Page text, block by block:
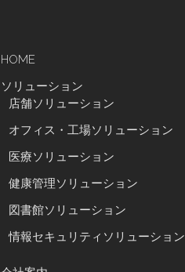
HOME
ソリューション
店舗ソリューション
オフィス・工場ソリューション
医療ソリューション
健康管理ソリューション
図書館ソリューション
情報セキュリティソリューション